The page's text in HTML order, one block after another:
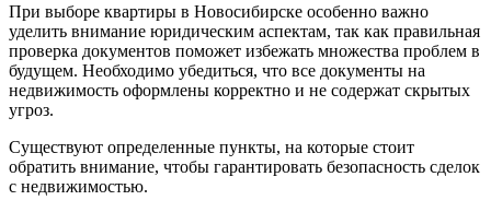
При выборе квартиры в Новосибирске особенно важно
уделить внимание юридическим аспектам, так как правильная
проверка документов поможет избежать множества проблем в
будущем. Необходимо убедиться, что все документы на
недвижимость оформлены корректно и не содержат скрытых
угроз.
Существуют определенные пункты, на которые стоит
обратить внимание, чтобы гарантировать безопасность сделок
с недвижимостью.